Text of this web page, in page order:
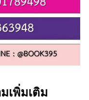
เพิ่มเติม